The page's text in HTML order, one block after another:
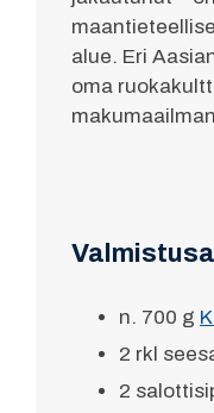
alue. Eri
oma
n. 700 g
2 rkl
2